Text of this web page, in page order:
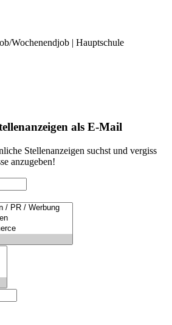
Wochenendjob | Hauptschule
als E-Mail
Stellenanzeigen suchst und vergiss
anzugeben!